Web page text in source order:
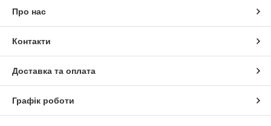
Про нас
Контакти
Доставка та оплата
Графік роботи